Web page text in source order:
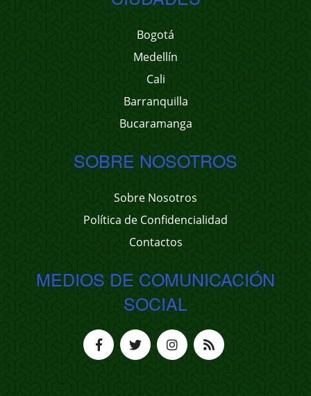
Bogotá
Medellín
Cali
Barranquilla
Bucaramanga
SOBRE NOSOTROS
Sobre Nosotros
Política de Confidencialidad
Contactos
MEDIOS DE COMUNICACIÓN
SOCIAL